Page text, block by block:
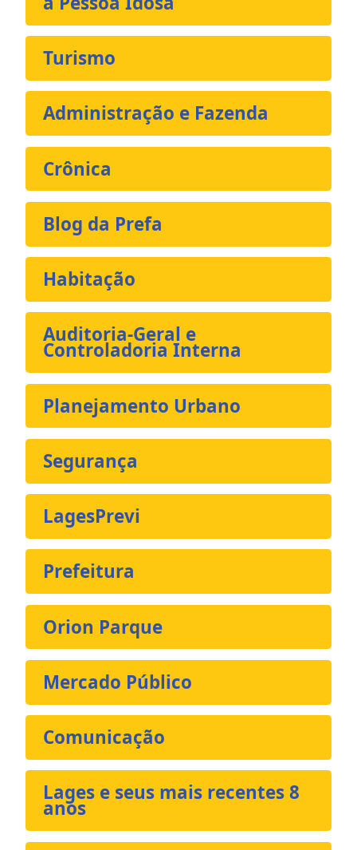
Turismo
Administração e Fazenda
Crônica
Blog da Prefa
Habitação
Auditoria-Geral e
Controladoria Interna
Planejamento Urbano
Segurança
LagesPrevi
Prefeitura
Orion Parque
Mercado Público
Comunicação
Lages e seus mais recentes 8
anos